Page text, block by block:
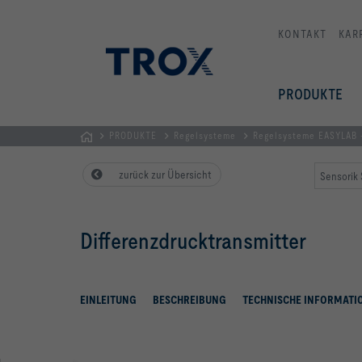
KONTAKT
PRODUKTE
AUSTRIA
| Komponenten,
Systeme
PRODUKTE Regelsysteme Regelsysteme EASYLAB
zurück zur Übersicht Sensorik
Differenzdrucktransmitter
EINLEITUNG BESCHREIBUNG TECHNISCHE